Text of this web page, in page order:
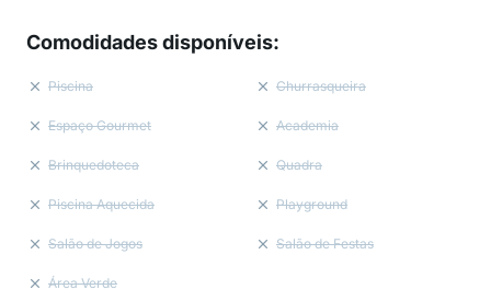
Comodidades disponíveis:
Piscina Churrasqueira
Espaço Gourmet Academia
Brinquedoteca Quadra
Piscina Aquecida Playground
Salão de Jogos Salão de Festas
Área Verde